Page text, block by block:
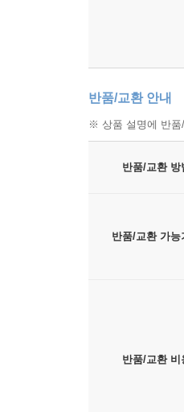
반품/교환 안내
※ 상품 설명에 반품
반품/교환 방
반품/교환 가능
반품/교환 비